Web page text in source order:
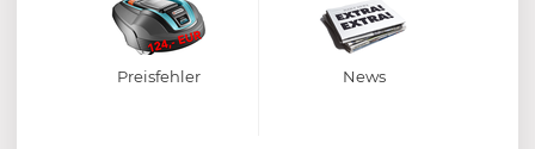
Preisfehler News